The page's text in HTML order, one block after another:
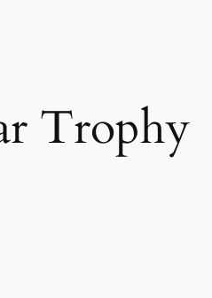
Trophy